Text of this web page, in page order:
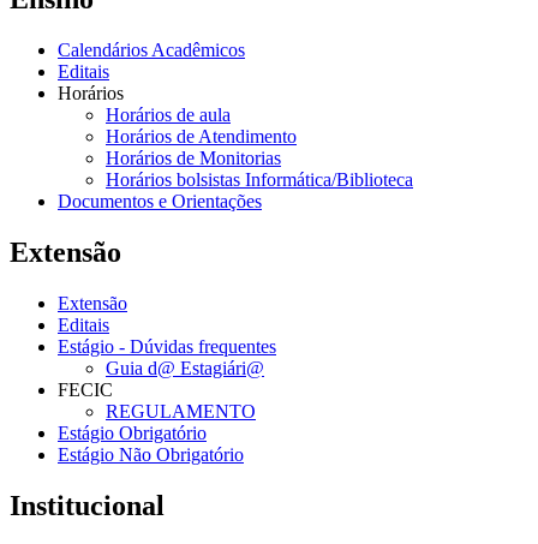
Calendários Acadêmicos
Editais
Horários
Horários de aula
Horários de Atendimento
Horários de Monitorias
Horários bolsistas Informática/Biblioteca
Documentos e Orientações
Extensão
Extensão
Editais
Estágio - Dúvidas frequentes
Guia d@ Estagiári@
FECIC
REGULAMENTO
Estágio Obrigatório
Estágio Não Obrigatório
Institucional